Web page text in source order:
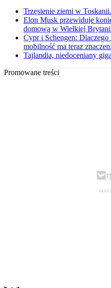
Trzęsienie ziemi w
Elon Musk przewiduje
domową w Wielkiej
Cypr i Schengen:
mobilność ma teraz
Tajlandia, niedoceniany
Promowane treści